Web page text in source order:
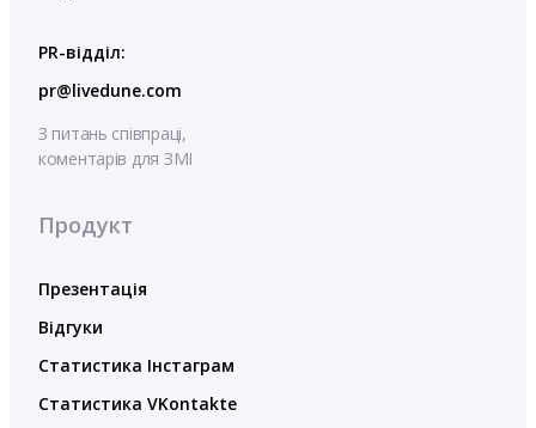
PR-відділ:
pr@livedune.com
З питань співпраці,
коментарів для ЗМІ
Продукт
Презентація
Відгуки
Статистика Інстаграм
Статистика VKontakte